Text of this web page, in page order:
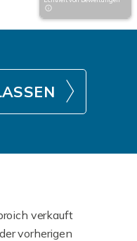
verkauft
vorherigen